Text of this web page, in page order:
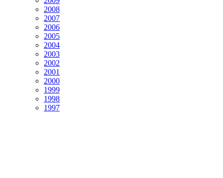
2008
2007
2006
2005
2004
2003
2002
2001
2000
1999
1998
1997